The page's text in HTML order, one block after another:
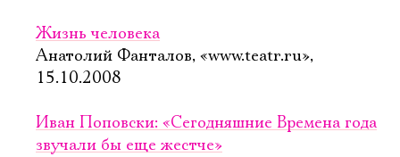
Жизнь человека
Анатолий Фанталов, «www.teatr.ru»,
15.10.2008
Иван Поповски: «Сегодняшние Времена года
звучали бы еще жестче»